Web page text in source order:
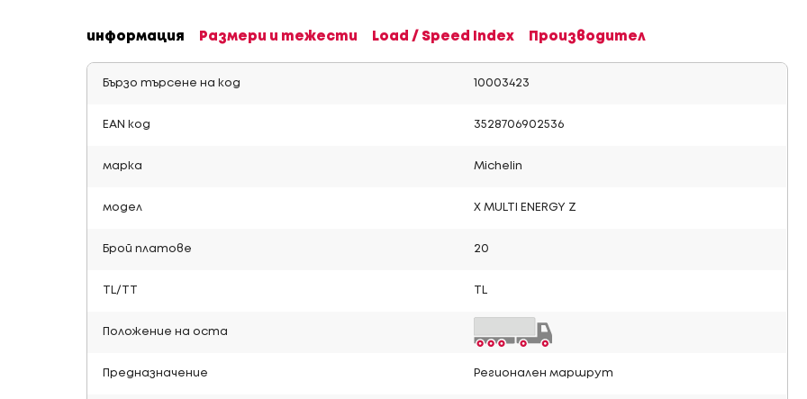
информация Размери и тежести Load / Speed Index Производител
Бързо търсене на код 10003423
EAN код 3528706902536
марка Michelin
модел X MULTI ENERGY Z
Брой платове 20
TL/TT
Положение на оста
Предназначение Регионален маршрут